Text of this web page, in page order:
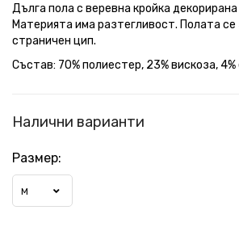
Дълга пола с веревна кройка
Материята има разтегливост. Полата се
страничен цип.
Състав: 70% полиестер, 23% вискоза,
Налични варианти
Размер:
M